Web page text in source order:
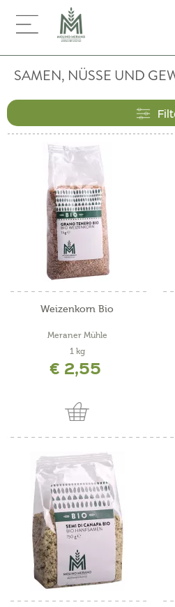
SAMEN, NÜSSE UND
Weizenkorn Bio
Meraner Mühle
1 kg
€ 2,55